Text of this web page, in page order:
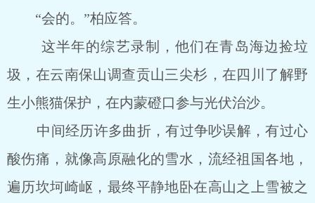
“会的。”柏应答。
这半年的综艺录制，他们在青岛海边捡垃
圾，在云南保山调查贡山三尖杉，在四川了解野
生小熊猫保护，在内蒙磴口参与光伏治沙。
中间经历许多曲折，有过争吵误解，有过心
酸伤痛，就像高原融化的雪水，流经祖国各地，
遍历坎坷崎岖，最终平静地卧在高山之上雪被之